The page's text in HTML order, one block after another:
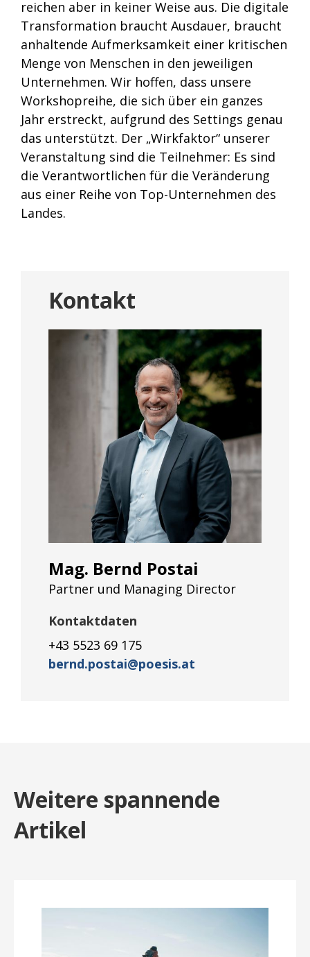
reichen aber in keiner Weise aus. Die digitale
Transformation braucht Ausdauer, braucht
anhaltende Aufmerksamkeit einer kritischen
Menge von Menschen in den jeweiligen
Unternehmen. Wir hoffen, dass unsere
Workshopreihe, die sich über ein ganzes
Jahr erstreckt, aufgrund des Settings genau
das unterstützt. Der „Wirkfaktor“ unserer
Veranstaltung sind die Teilnehmer: Es sind
die Verantwortlichen für die Veränderung
aus einer Reihe von Top-Unternehmen des
Landes.
Kontakt
Mag. Bernd Postai
Partner und Managing Director
Kontaktdaten
+43 5523 69 175
bernd.postai@poesis.at
Weitere spannende
Artikel